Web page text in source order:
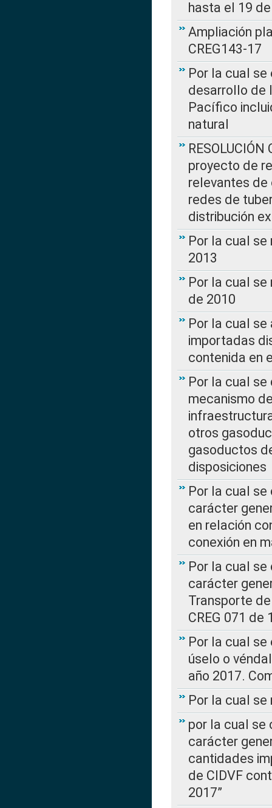
hasta el 19
Ampliación
CREG143-17
Por la cual
desarrollo de
Pacífico
natural
proyecto de
relevantes de
redes de
distribución
Por la cual se
2013
Por la cual se
de 2010
Por la cual
importadas
contenida en
Por la cual se
mecanismo
otros
gasoductos
disposiciones
Por la cual
carácter
en relación
conexión en
Por la cual
carácter
Transporte
CREG 071 de
Por la cual
úselo o
año 2017.
Por la cual se
por la cual se
carácter
cantidades
de CIDVF
2017”